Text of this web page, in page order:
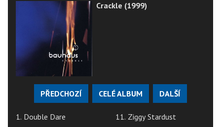
Crackle (1999)
PŘEDCHOZÍ CELÉ ALBUM DALŠÍ
1. Double Dare
11. Ziggy Stardust